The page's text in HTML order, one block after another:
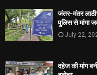
जंतर-मंतर
पुलिस से मांगा
July 22,
दहेज की मांग